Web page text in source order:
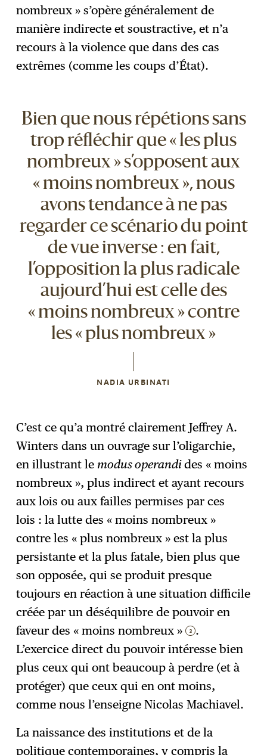
nombreux » s’opère généralement de
manière indirecte et soustractive, et n’a
recours à la violence que dans des cas
extrêmes (comme les coups d’État).
Bien que nous répétions sans
trop réfléchir que « les plus
nombreux » s’opposent aux
« moins nombreux », nous
avons tendance à ne pas
regarder ce scénario du point
de vue inverse : en fait,
l’opposition la plus radicale
aujourd’hui est celle des
« moins nombreux » contre
les « plus nombreux »
NADIA URBINATI
C’est ce qu’a montré clairement Jeffrey A.
Winters dans un ouvrage sur l’oligarchie,
en illustrant le modus operandides « moins
nombreux », plus indirect et ayant recours
aux lois ou aux failles permises par ces
lois : la lutte des « moins nombreux »
contre les « plus nombreux » est la plus
persistante et la plus fatale, bien plus que
son opposée, qui se produit presque
toujours en réaction à une situation difficile
créée par un déséquilibre de pouvoir en
faveur des « moins nombreux » 3 .
L’exercice direct du pouvoir intéresse bien
plus ceux qui ont beaucoup à perdre (et à
protéger) que ceux qui en ont moins,
comme nous l’enseigne Nicolas Machiavel.
La naissance des institutions et de la
politique contemporaines, y compris la